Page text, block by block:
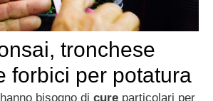
tronchese
forbici per potatura
bisogno di cure particolari per